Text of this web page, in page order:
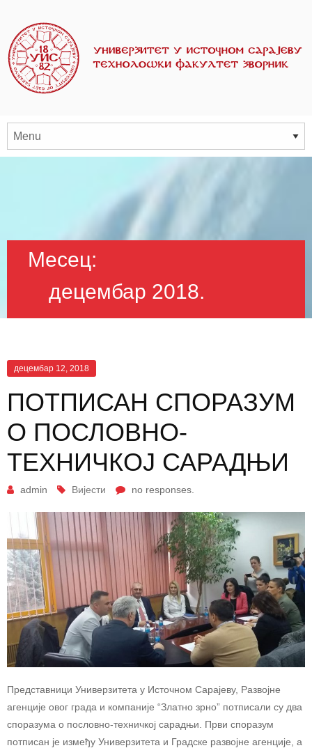
Месец:
децембар 2018.
децембар 12, 2018
ПОТПИСАН СПОРАЗУМ
О ПОСЛОВНО-
ТЕХНИЧКОЈ САРАДЊИ
admin Вијести no responses.
Представници Универзитета у Источном Сарајеву, Развојне
агенције овог града и компаније “Златно зрно” потписали су два
споразума о пословно-техничкој сарадњи. Први споразум
потписан је између Универзитета и Градске развојне агенције, а